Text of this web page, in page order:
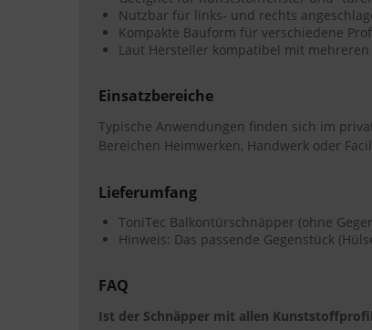
Nutzbar für links- und rechts
Kompakte Bauform für verschiedene
Laut Hersteller kompatibel mit
Einsatzbereiche
Typische Anwendungen finden sich im
Bereichen Heimwerken, Handwerk oder
Lieferumfang
ToniTec Balkontürschnäpper (ohne
Hinweis: Das passende Gegenstück
FAQ
Ist der Schnäpper mit allen